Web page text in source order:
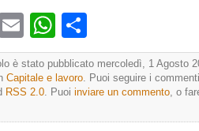
EmailWhatsApp
è stato pubblicato mercoledì, 1 Agosto
Capitale e lavoro . Puoi seguire i
RSS 2.0 . Puoi inviare un commento , o